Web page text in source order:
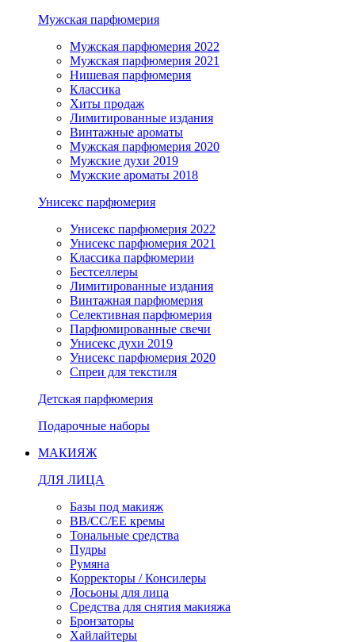
Мужская парфюмерия
Мужская парфюмерия 2022
Мужская парфюмерия 2021
Нишевая парфюмерия
Классика
Хиты продаж
Лимитированные издания
Винтажные ароматы
Мужская парфюмерия 2020
Мужские духи 2019
Мужские ароматы 2018
Унисекс парфюмерия
Унисекс парфюмерия 2022
Унисекс парфюмерия 2021
Классика парфюмерии
Бестселлеры
Лимитированные издания
Винтажная парфюмерия
Селективная парфюмерия
Парфюмированные свечи
Унисекс духи 2019
Унисекс парфюмерия 2020
Спреи для текстиля
Детская парфюмерия
Подарочные наборы
МАКИЯЖ
ДЛЯ ЛИЦА
Базы под макияж
BB/CC/EE кремы
Тональные средства
Пудры
Румяна
Корректоры / Консилеры
Лосьоны для лица
Средства для снятия макияжа
Бронзаторы
Хайлайтеры